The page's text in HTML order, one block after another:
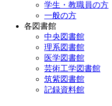
学生・教職員の方
一般の方
各図書館
中央図書館
理系図書館
医学図書館
芸術工学図書館
筑紫図書館
記録資料館